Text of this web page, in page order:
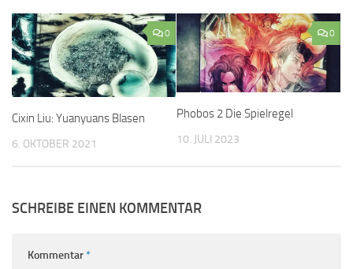
0
Cixin Liu: Yuanyuans Blasen
6. OKTOBER 2021
0
Phobos 2 Die Spielregel
10. JULI 2023
SCHREIBE EINEN KOMMENTAR
Kommentar*